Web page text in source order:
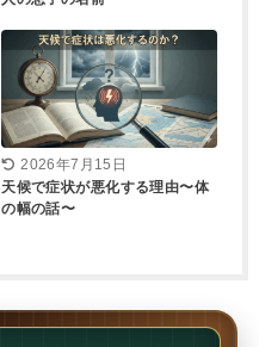
2026年7月15日
天候で症状が悪化する理由〜体
の幅の話〜